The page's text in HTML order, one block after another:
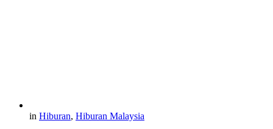
in Hiburan, Hiburan Malaysia